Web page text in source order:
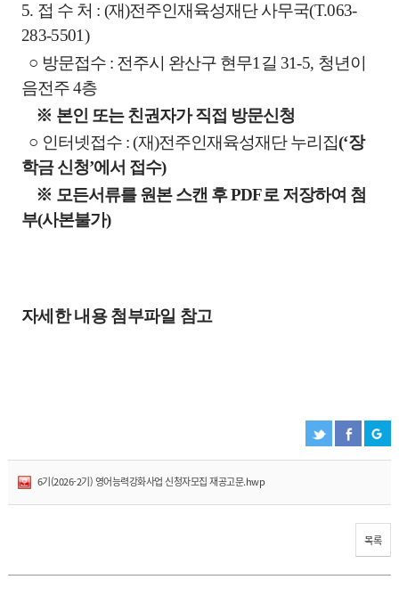
5. 접 수 처 : (재)전주인재육성재단 사무국(T.063-
283-5501)
○ 방문접수 : 전주시 완산구 현무1 길 31-5, 청년이
음전주4층
※ 본인 또는 친권자가 직접 방문신청
○ 인터넷접수 : (재)전주인재육성재단 누리집(‘장
학금 신청’에서 접수)
※ 모든서류를 원본 스캔 후PDF로 저장하여 첨
부(사본불가)
자세한 내용 첨부파일 참고
6기(2026-2기) 영어능력강화사업 신청자모집 재공고문.hwp
목록